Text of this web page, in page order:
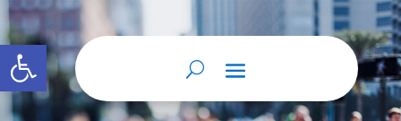
Abrir barra de herramientas